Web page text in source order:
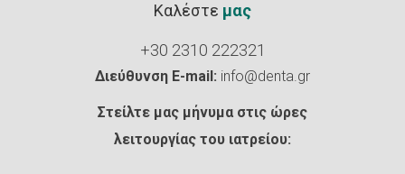
Καλέστε μας
+30 2310 222321
Διεύθυνση E-mail: info@denta.gr
Στείλτε μας μήνυμα στις ώρες
λειτουργίας του ιατρείου: